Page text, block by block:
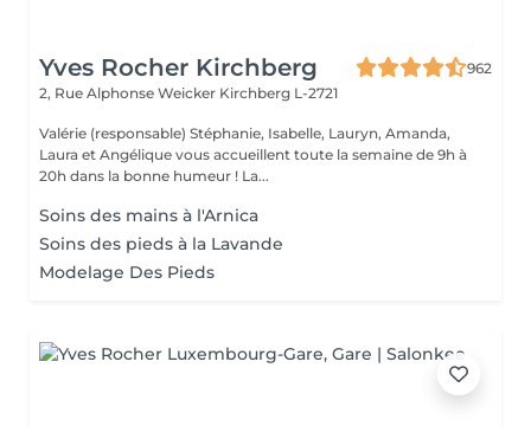
Yves Rocher Kirchberg
962
2, Rue Alphonse Weicker Kirchberg L-2721
Valérie (responsable) Stéphanie, Isabelle, Lauryn, Amanda,
Laura et Angélique vous accueillent toute la semaine de 9h à
20h dans la bonne humeur ! La...
Soins des mains à l'Arnica
Soins des pieds à la Lavande
Modelage Des Pieds